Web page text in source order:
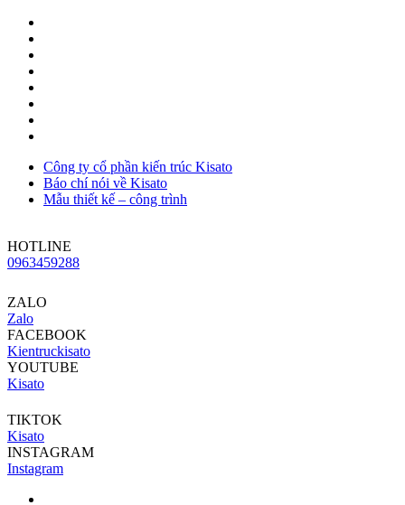
Công ty cổ phần kiến trúc Kisato
Báo chí nói về Kisato
Mẫu thiết kế – công trình
HOTLINE
0963459288
ZALO
Zalo
FACEBOOK
Kientruckisato
YOUTUBE
Kisato
TIKTOK
Kisato
INSTAGRAM
Instagram